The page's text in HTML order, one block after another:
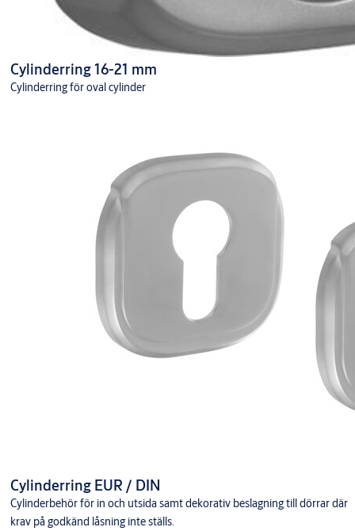
Cylinderring 16-21 mm
Cylinderring för oval cylinder
Cylinderring EUR / DIN
Cylinderbehör för in och utsida samt dekorativ beslagning till dörrar där
krav på godkänd låsning inte ställs.